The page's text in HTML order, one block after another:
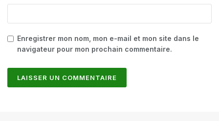
Enregistrer mon nom, mon e-mail et mon site dans le
navigateur pour mon prochain commentaire.